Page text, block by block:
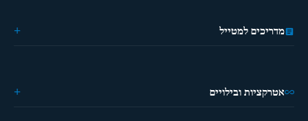
🎭 פאטייה
⛵ קראבי
מדריכים למטייל
מטיילים פעם ראשונה?
מדריך מאכלים
אטרקציות ובילויים